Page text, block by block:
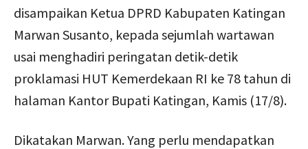
disampaikan Ketua DPRD Kabupaten Katingan
Marwan Susanto, kepada sejumlah wartawan
usai menghadiri peringatan detik-detik
proklamasi HUT Kemerdekaan RI ke 78 tahun di
halaman Kantor Bupati Katingan, Kamis (17/8).
Dikatakan Marwan. Yang perlu mendapatkan